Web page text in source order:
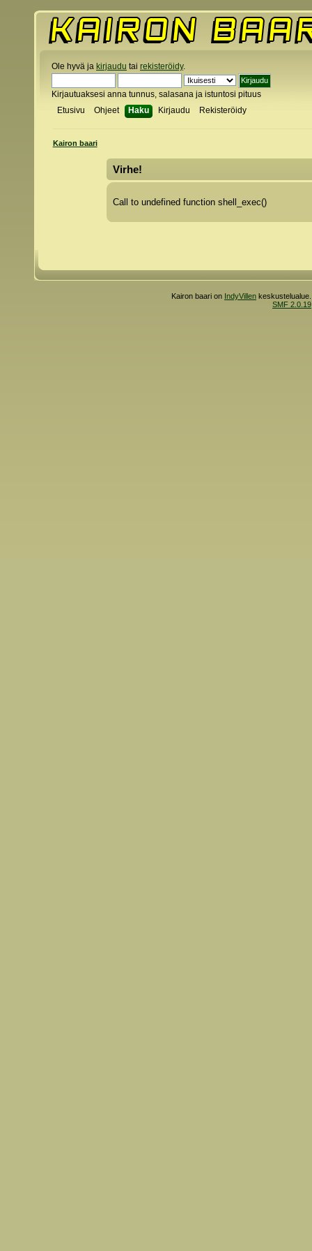
Ole hyvä ja kirjaudu tai rekisteröidy.
Kirjautuaksesi anna tunnus, salasana ja istuntosi pituus
Etusivu
Ohjeet Haku Kirjaudu Rekisteröidy
Kairon baari
Virhe!
Call to undefined function shell_exec()
Kairon baari on IndyVillen
SMF 2.0.19